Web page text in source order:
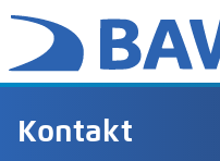
Kontakt